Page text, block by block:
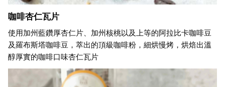
咖啡杏仁瓦片
使用加州藍鑽厚杏仁片、加州核桃以及上等的阿拉比卡咖啡豆
及羅布斯塔咖啡豆，萃出的頂級咖啡粉，細烘慢烤，烘焙出溫
醇厚實的咖啡口味杏仁瓦片